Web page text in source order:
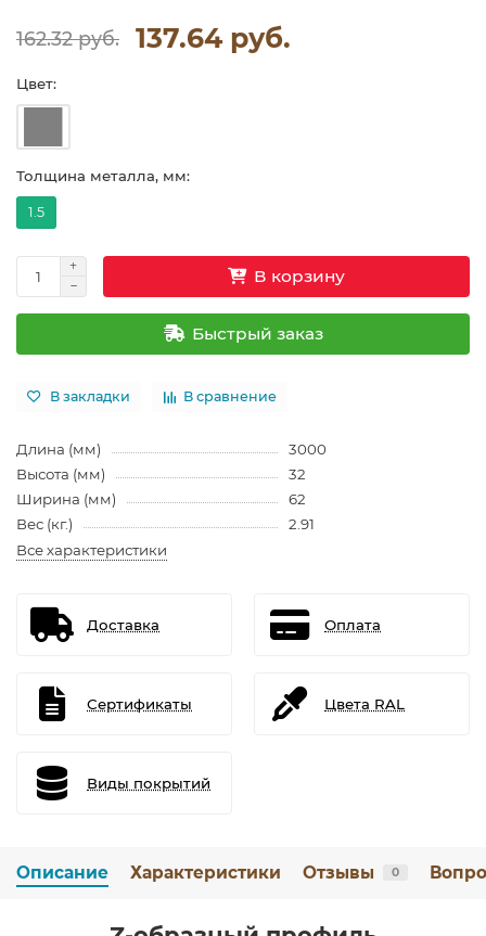
162.32 руб. 137.64 руб.
Цвет:
Толщина металла, мм:
1.5
В корзину
Быстрый заказ
В закладки В сравнение
Длина (мм)
3000
Высота (мм)
32
Ширина (мм)
62
Вес (кг.)
2.91
Все характеристики
Доставка Оплата
Сертификаты Цвета RAL
Виды покрытий
Описание Характеристики Отзывы 0